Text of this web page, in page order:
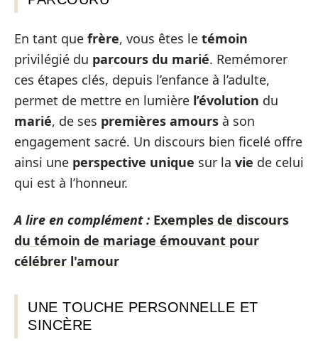
En tant que frère, vous êtes le témoin
privilégié du parcours du marié. Remémorer
ces étapes clés, depuis l’enfance à l’adulte,
permet de mettre en lumière l’évolution du
marié, de ses premières amours à son
engagement sacré. Un discours bien ficelé offre
ainsi une perspective unique sur la vie de celui
qui est à l’honneur.
A lire en complément : Exemples de discours
du témoin de mariage émouvant pour
célébrer l'amour
UNE TOUCHE PERSONNELLE ET
SINCÈRE